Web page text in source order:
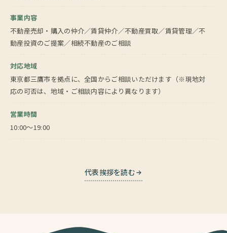
事業内容
不動産売却・購入の仲介／賃貸仲介／不動産買取／賃貸管理／不
動産投資のご提案／相続不動産のご相談
対応地域
東京都三鷹市を拠点に、全国からご相談いただけます（※現地対
応の可否は、地域・ご相談内容により異なります）
営業時間
10:00〜19:00
代表挨拶を読む